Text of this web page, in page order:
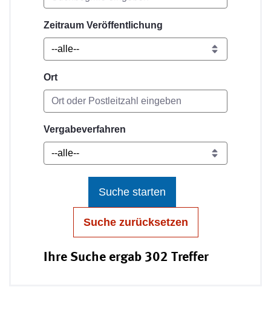
Zeitraum Veröffentlichung
Ort
Vergabeverfahren
Suche starten
Suche zurücksetzen
Ihre Suche ergab 302 Treffer